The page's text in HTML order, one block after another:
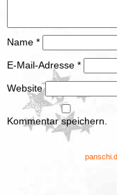
Name *
E-Mail-Adresse *
Website
Kommentar speichern.